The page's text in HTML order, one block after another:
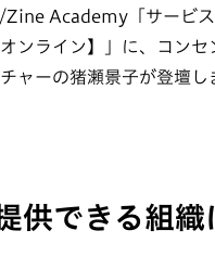
Academy「サービ
ンライン】」に、コン
ャーの猪瀬景子が登壇し
供できる組